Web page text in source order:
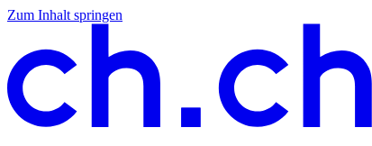
Zum Inhalt springen
Zum
springen
Zur
springen
Zur
springen
Zur
springen